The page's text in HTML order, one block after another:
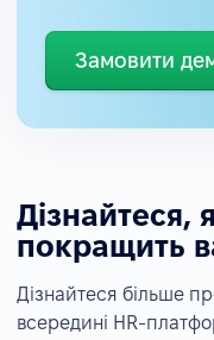
Замовити
Дізнайтеся,
покращить
Дізнайтеся більше
всередині HR-